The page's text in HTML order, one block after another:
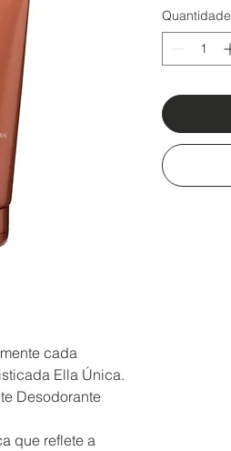
cada
Ella Única.
Desodorante
que reflete a
Quantidade